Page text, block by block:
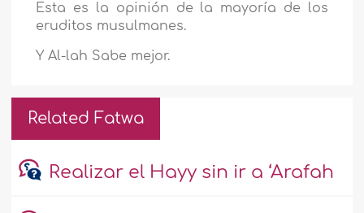
Esta es la opinión de la mayoría de los
eruditos musulmanes.
Y Al-lah Sabe mejor.
Related Fatwa
Realizar el Hayy sin ir a ‘Arafah